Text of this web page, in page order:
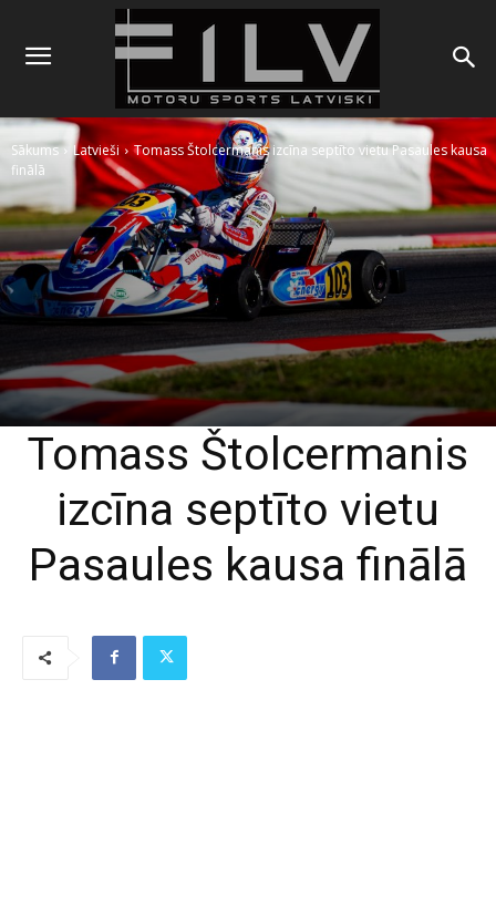
Sākums Latvieši
Tomass Štolcermanis izcīna septīto vietu Pasaules kausa
finālā
Tomass Štolcermanis
izcīna septīto vietu
Pasaules kausa finālā